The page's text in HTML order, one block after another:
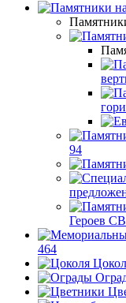
94
Героев
464